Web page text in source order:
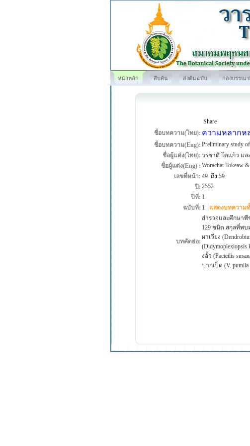
หน้าหลัก สืบค้น ส่งต้นฉบับ กองบรรณา
Share
ชื่อบทความ(ไทย): ความหลากห
ชื่อบทความ(Eng): Preliminary study
ชื่อผู้แต่ง(ไทย): วรชาติ โตแก้ว แ
ชื่อผู้แต่ง(Eng) : Worachat Tokeaw
เลขที่หน้า: 49ถึง 59
ปี: 2552
ปีที่: 1
ฉบับที่: 1 แสดงบทความ
บทคัดย่อ:
สำรวจและศึกษาพื
129 ชนิด สกุลที่พบ
ผาเวียง
(Didymoplexiopsis
งอั้ว (Pacteilis
ปากเป็ด (V. pumila